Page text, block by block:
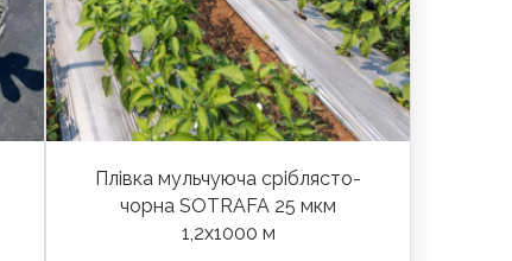
Плівка мульчуюча сріблясто-
чорна SOTRAFA 25 мкм
1,2х1000 м